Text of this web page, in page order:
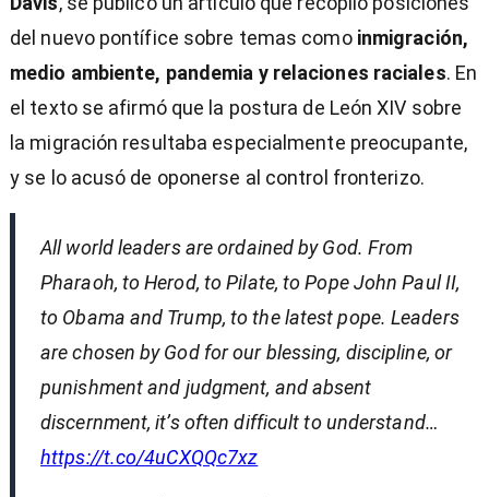
del nuevo pontífice sobre temas como inmigración,
medio ambiente, pandemia y relaciones raciales. En
el texto se afirmó que la postura de León XIV sobre
la migración resultaba especialmente preocupante,
y se lo acusó de oponerse al control fronterizo.
All world leaders are ordained by God. From
Pharaoh, to Herod, to Pilate, to Pope John Paul II,
to Obama and Trump, to the latest pope. Leaders
are chosen by God for our blessing, discipline, or
punishment and judgment, and absent
discernment, it’s often difficult to understand…
https://t.co/4uCXQQc7xz